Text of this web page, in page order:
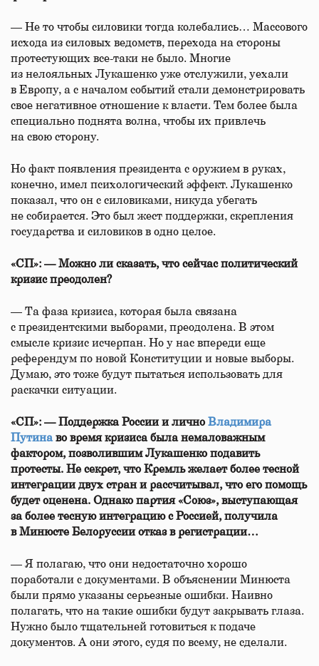
— Не то чтобы силовики тогда колебались… Массового
исхода из силовых ведомств, перехода на стороны
протестующих все-таки не было. Многие
из нелояльных Лукашенко уже отслужили, уехали
в Европу, а с началом событий стали демонстрировать
свое негативное отношение к власти. Тем более была
специально поднята волна, чтобы их привлечь
на свою сторону.
Но факт появления президента с оружием в руках,
конечно, имел психологический эффект. Лукашенко
показал, что он с силовиками, никуда убегать
не собирается. Это был жест поддержки, скрепления
государства и силовиков в одно целое.
«СП»: — Можно ли сказать, что сейчас политический
кризис преодолен?
— Та фаза кризиса, которая была связана
с президентскими выборами, преодолена. В этом
смысле кризис исчерпан. Но у нас впереди еще
референдум по новой Конституции и новые выборы.
Думаю, это тоже будут пытаться использовать для
раскачки ситуации.
«СП»: — Поддержка России и лично Владимира
Путинаво время кризиса была немаловажным
фактором, позволившим Лукашенко подавить
протесты. Не секрет, что Кремль желает более тесной
интеграции двух стран и рассчитывал, что его помощь
будет оценена. Однако партия «Союз», выступающая
за более тесную интеграцию с Россией, получила
в Минюсте Белоруссии отказ в регистрации…
— Я полагаю, что они недостаточно хорошо
поработали с документами. В объяснении Минюста
были прямо указаны серьезные ошибки. Наивно
полагать, что на такие ошибки будут закрывать глаза.
Нужно было тщательней готовиться к подаче
документов. А они этого, судя по всему, не сделали.